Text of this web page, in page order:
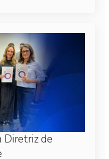
Diretriz de